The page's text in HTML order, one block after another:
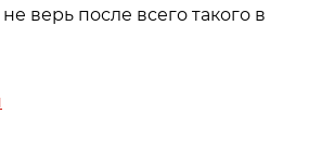
верь после всего такого в